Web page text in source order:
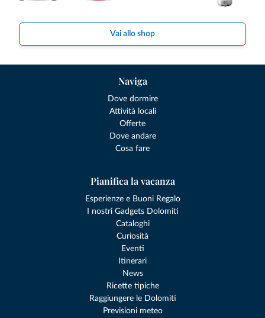
Vai allo shop
Naviga
Dove dormire
Attività locali
Offerte
Dove andare
Cosa fare
Pianifica la vacanza
Esperienze e Buoni Regalo
I nostri Gadgets Dolomiti
Cataloghi
Curiosità
Eventi
Itinerari
News
Ricette tipiche
Raggiungere le Dolomiti
Previsioni meteo